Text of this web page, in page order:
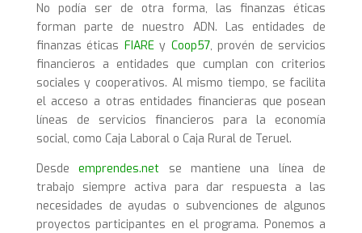
No podía ser de otra forma, las finanzas éticas
forman parte de nuestro ADN. Las entidades de
finanzas éticas FIAREy Coop57, provén de servicios
financieros a entidades que cumplan con criterios
sociales y cooperativos. Al mismo tiempo, se facilita
el acceso a otras entidades financieras que posean
líneas de servicios financieros para la economía
social, como Caja Laboral o Caja Rural de Teruel.
Desdeemprendes.net se mantiene una línea de
trabajo siempre activa para dar respuesta a las
necesidades de ayudas o subvenciones de algunos
proyectos participantes en el programa. Ponemos a